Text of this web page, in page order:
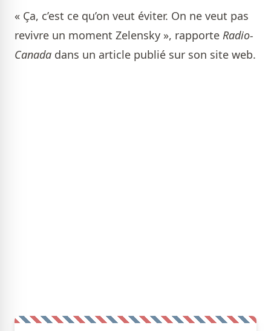
« Ça, c’est ce qu’on veut éviter. On ne veut pas
revivre un moment Zelensky », rapporte Radio-
Canada dans un article publié sur son site web.